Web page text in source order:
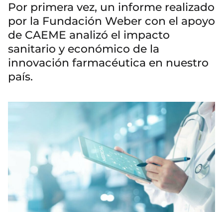
Por primera vez, un informe realizado
por la Fundación Weber con el apoyo
de CAEME analizó el impacto
sanitario y económico de la
innovación farmacéutica en nuestro
país.